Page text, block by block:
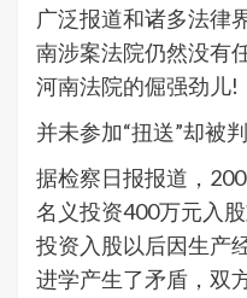
广泛报道和诸多法律
南涉案法院仍然没有
河南法院的倔强劲儿!
并未参加“扭送”却被
据检察日报报道，
名义投资400万元入
投资入股以后因生产
进学产生了矛盾，双